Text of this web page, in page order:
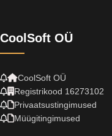
CoolSoft OÜ
CoolSoft OÜ
Registrikood 16273102
Privaatsustingimused
Müügitingimused